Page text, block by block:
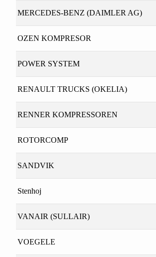
MERCEDES-BENZ (DAIMLER AG)
OZEN KOMPRESOR
POWER SYSTEM
RENAULT TRUCKS (OKELIA)
RENNER KOMPRESSOREN
ROTORCOMP
SANDVIK
Stenhoj
VANAIR (SULLAIR)
VOEGELE